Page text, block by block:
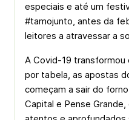
especiais e até um
#tamojunto, antes da
leitores a atravessar a
A Covid-19 transformou
por tabela, as apostas
começam a sair do
Capital e Pense